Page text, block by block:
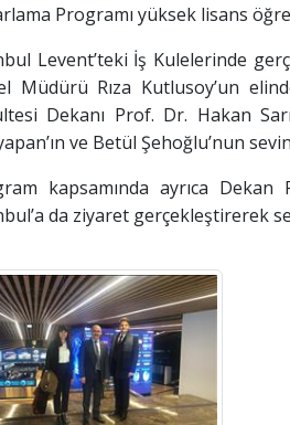
Programı yüksek lisans
Levent’teki İş Kulelerinde
Müdürü Rıza Kutlusoy’un
Dekanı Prof. Dr. Hakan
ve Betül Şehoğlu’nun
kapsamında ayrıca
da ziyaret gerçekleştirerek